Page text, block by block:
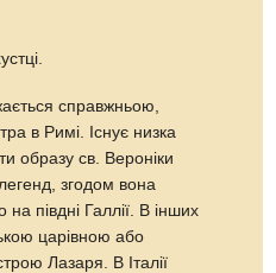
справжньою,
в Римі. Існує низка
образу св. Вероніки
згодом вона
півдні Галлії. В інших
царівною або
Лазаря. В Італії